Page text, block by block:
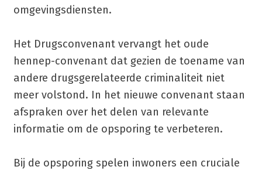
omgevingsdiensten.
Het Drugsconvenant vervangt het oude
hennep-convenant dat gezien de toename van
andere drugsgerelateerde criminaliteit niet
meer volstond. In het nieuwe convenant staan
afspraken over het delen van relevante
informatie om de opsporing te verbeteren.
Bij de opsporing spelen inwoners een cruciale